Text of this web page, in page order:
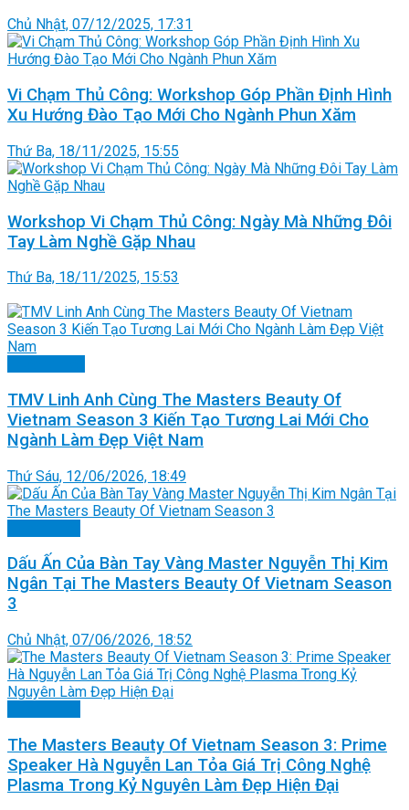
Chủ Nhật, 07/12/2025, 17:31
Vi Chạm Thủ Công: Workshop Góp Phần Định Hình
Xu Hướng Đào Tạo Mới Cho Ngành Phun Xăm
Thứ Ba, 18/11/2025, 15:55
Workshop Vi Chạm Thủ Công: Ngày Mà Những Đôi
Tay Làm Nghề Gặp Nhau
Thứ Ba, 18/11/2025, 15:53
TMV Linh Anh Cùng The Masters Beauty Of
Vietnam Season 3 Kiến Tạo Tương Lai Mới Cho
Ngành Làm Đẹp Việt Nam
Thứ Sáu, 12/06/2026, 18:49
Dấu Ấn Của Bàn Tay Vàng Master Nguyễn Thị Kim
Ngân Tại The Masters Beauty Of Vietnam Season
3
Chủ Nhật, 07/06/2026, 18:52
The Masters Beauty Of Vietnam Season 3: Prime
Speaker Hà Nguyễn Lan Tỏa Giá Trị Công Nghệ
Plasma Trong Kỷ Nguyên Làm Đẹp Hiện Đại